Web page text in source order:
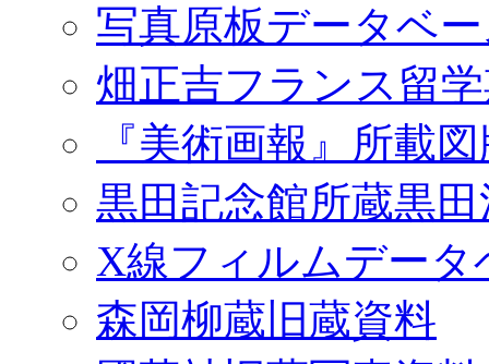
写真原板データベ
畑正吉フランス留
『美術画報』所載
黒田記念館所蔵黒
X線フィルムデータ
森岡柳蔵旧蔵資料